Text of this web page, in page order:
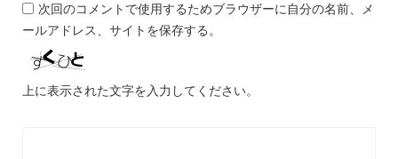
次回のコメントで使用するためブラウザーに自分の名前、メ
ールアドレス、サイトを保存する。
上に表示された文字を入力してください。